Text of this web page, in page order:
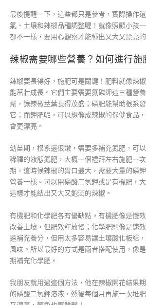
最後提醒一下，這些都只是參考，實際操作
氣、土壤和辣椒品種調整喔！就像照顧小孩
都不一樣，要用心觀察才能種出又大又漂亮的
辣椒需要哪些營養？如何進行施
辣椒要長得好，施肥可是關鍵！肥料就像辣
能茁壯成長。它們主要需要氮磷鉀這三種營
劑，讓辣椒莖葉長得茂盛；磷肥能幫助根系
它；而鉀肥呢，可以想像成辣椒的保健食品
會更漂亮。
幼苗期，根系還很嫩，需要多補充氮肥，可
稀釋的液態氮肥，大概一個禮拜左右施肥一
期，這時候辣椒的胃口最大，需要大量的磷
營養一樣。可以用磷酸二氫鉀或是有機肥，
這樣才能結出又大又飽滿的辣椒。
有機肥和化學肥各有優缺點。有機肥像是慢
改善土壤，但肥效釋放慢；化學肥則像是速
速補充養分，但用太多容易讓土壤酸化板結
風味。所以最好的方式是兩者搭配使用，像
期補充化學肥。
我朋友就用過這個方法，他在辣椒開花結果
的磷酸二氫鉀溶液，然後每個月再施一次堆